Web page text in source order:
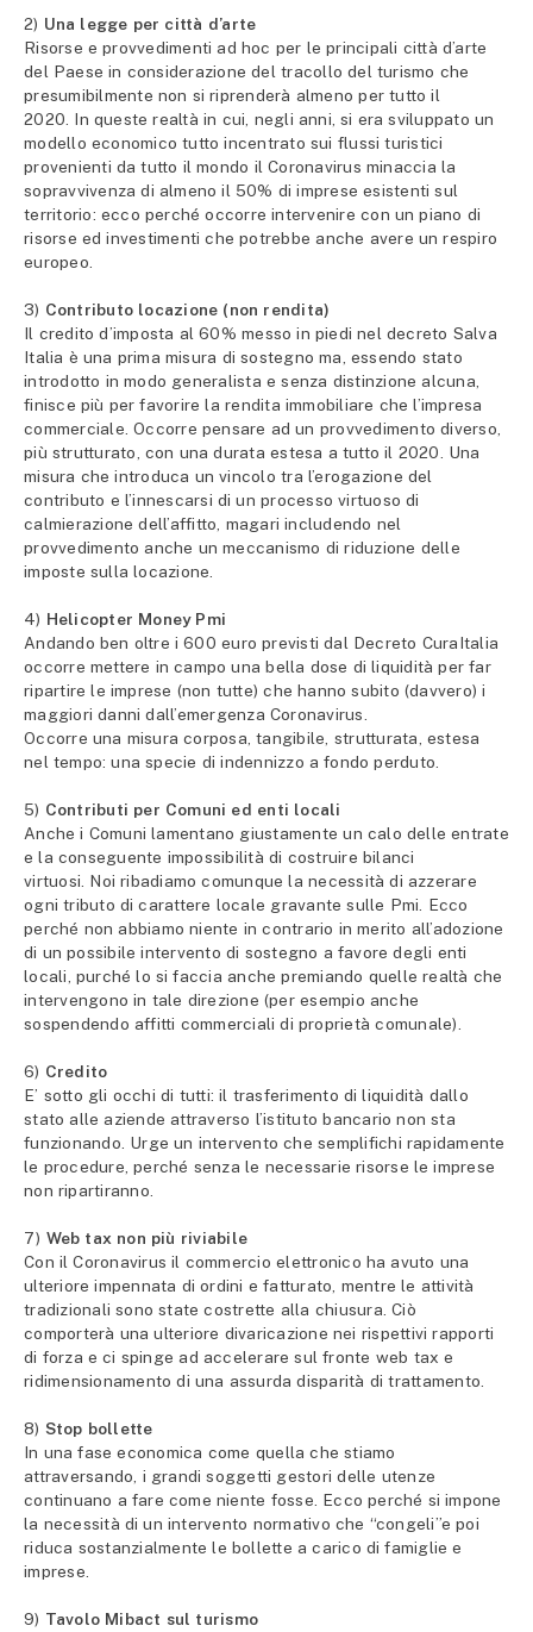
2) Una legge per città d’arte
Risorse e provvedimenti ad hoc per le principali città d’arte
del Paese in considerazione del tracollo del turismo che
presumibilmente non si riprenderà almeno per tutto il
2020. In queste realtà in cui, negli anni, si era sviluppato un
modello economico tutto incentrato sui flussi turistici
provenienti da tutto il mondo il Coronavirus minaccia la
sopravvivenza di almeno il 50% di imprese esistenti sul
territorio: ecco perché occorre intervenire con un piano di
risorse ed investimenti che potrebbe anche avere un respiro
europeo.
3) Contributo locazione (non rendita)
Il credito d’imposta al 60% messo in piedi nel decreto Salva
Italia è una prima misura di sostegno ma, essendo stato
introdotto in modo generalista e senza distinzione alcuna,
finisce più per favorire la rendita immobiliare che l’impresa
commerciale. Occorre pensare ad un provvedimento diverso,
più strutturato, con una durata estesa a tutto il 2020. Una
misura che introduca un vincolo tra l’erogazione del
contributo e l’innescarsi di un processo virtuoso di
calmierazione dell’affitto, magari includendo nel
provvedimento anche un meccanismo di riduzione delle
imposte sulla locazione.
4) Helicopter Money Pmi
Andando ben oltre i 600 euro previsti dal Decreto CuraItalia
occorre mettere in campo una bella dose di liquidità per far
ripartire le imprese (non tutte) che hanno subito (davvero) i
maggiori danni dall’emergenza Coronavirus.
Occorre una misura corposa, tangibile, strutturata, estesa
nel tempo: una specie di indennizzo a fondo perduto.
5) Contributi per Comuni ed enti locali
Anche i Comuni lamentano giustamente un calo delle entrate
e la conseguente impossibilità di costruire bilanci
virtuosi. Noi ribadiamo comunque la necessità di azzerare
ogni tributo di carattere locale gravante sulle Pmi. Ecco
perché non abbiamo niente in contrario in merito all’adozione
di un possibile intervento di sostegno a favore degli enti
locali, purché lo si faccia anche premiando quelle realtà che
intervengono in tale direzione (per esempio anche
sospendendo affitti commerciali di proprietà comunale).
6) Credito
E’ sotto gli occhi di tutti: il trasferimento di liquidità dallo
stato alle aziende attraverso l’istituto bancario non sta
funzionando. Urge un intervento che semplifichi rapidamente
le procedure, perché senza le necessarie risorse le imprese
non ripartiranno.
7) Web tax non più riviabile
Con il Coronavirus il commercio elettronico ha avuto una
ulteriore impennata di ordini e fatturato, mentre le attività
tradizionali sono state costrette alla chiusura. Ciò
comporterà una ulteriore divaricazione nei rispettivi rapporti
di forza e ci spinge ad accelerare sul fronte web tax e
ridimensionamento di una assurda disparità di trattamento.
8) Stop bollette
In una fase economica come quella che stiamo
attraversando, i grandi soggetti gestori delle utenze
continuano a fare come niente fosse. Ecco perché si impone
la necessità di un intervento normativo che “congeli”e poi
riduca sostanzialmente le bollette a carico di famiglie e
imprese.
9) Tavolo Mibact sul turismo